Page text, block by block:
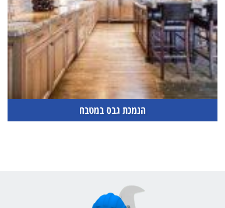
הנמכת גבס במטבח